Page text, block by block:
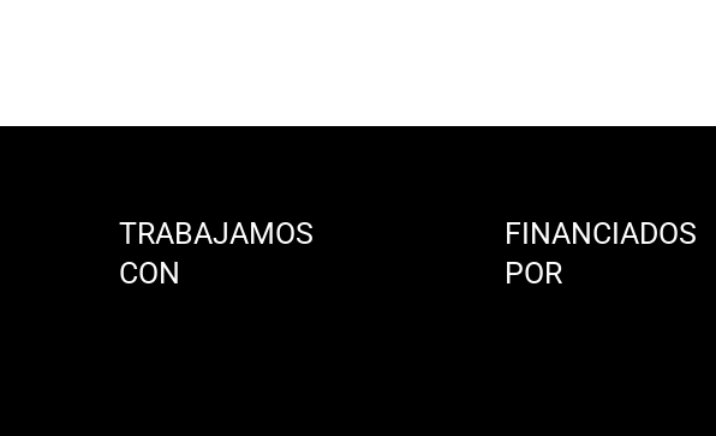
TRABAJAMOS
CON
FINANCIADOS
POR